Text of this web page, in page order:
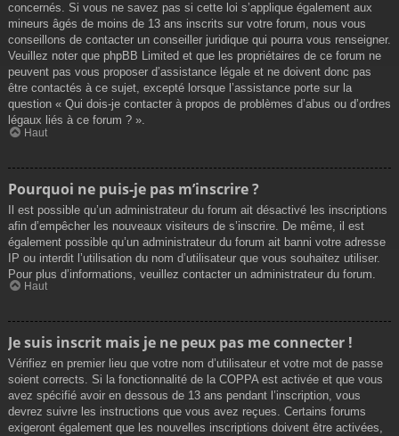
concernés. Si vous ne savez pas si cette loi s’applique également aux
mineurs âgés de moins de 13 ans inscrits sur votre forum, nous vous
conseillons de contacter un conseiller juridique qui pourra vous renseigner.
Veuillez noter que phpBB Limited et que les propriétaires de ce forum ne
peuvent pas vous proposer d’assistance légale et ne doivent donc pas
être contactés à ce sujet, excepté lorsque l’assistance porte sur la
question « Qui dois-je contacter à propos de problèmes d’abus ou d’ordres
légaux liés à ce forum ? ».
Haut
Pourquoi ne puis-je pas m’inscrire ?
Il est possible qu’un administrateur du forum ait désactivé les inscriptions
afin d’empêcher les nouveaux visiteurs de s’inscrire. De même, il est
également possible qu’un administrateur du forum ait banni votre adresse
IP ou interdit l’utilisation du nom d’utilisateur que vous souhaitez utiliser.
Pour plus d’informations, veuillez contacter un administrateur du forum.
Haut
Je suis inscrit mais je ne peux pas me connecter !
Vérifiez en premier lieu que votre nom d’utilisateur et votre mot de passe
soient corrects. Si la fonctionnalité de la COPPA est activée et que vous
avez spécifié avoir en dessous de 13 ans pendant l’inscription, vous
devrez suivre les instructions que vous avez reçues. Certains forums
exigeront également que les nouvelles inscriptions doivent être activées,